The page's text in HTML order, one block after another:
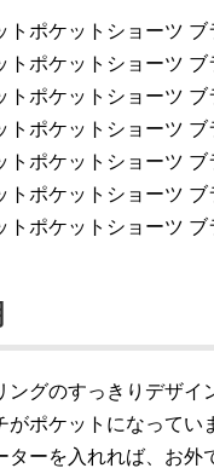
ングのすっきりデザイ
がポケットになってい
ターを入れれば、お外